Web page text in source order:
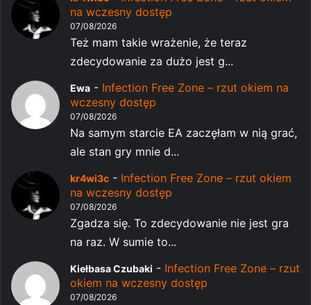
na wczesny dostęp
07/08/2026
Też mam takie wrażenie, że teraz
zdecydowanie za dużo jest g...
Ewa - Infection Free Zone – rzut okiem na
wczesny dostęp
07/08/2026
Na samym starcie EA zaczęłam w nią grać,
ale stan gry mnie d...
kr4wi3c - Infection Free Zone – rzut okiem
na wczesny dostęp
07/08/2026
Zgadza się. To zdecydowanie nie jest gra
na raz. W sumie to...
Kiełbasa Czubaki - Infection Free Zone – rzut
okiem na wczesny dostęp
07/08/2026